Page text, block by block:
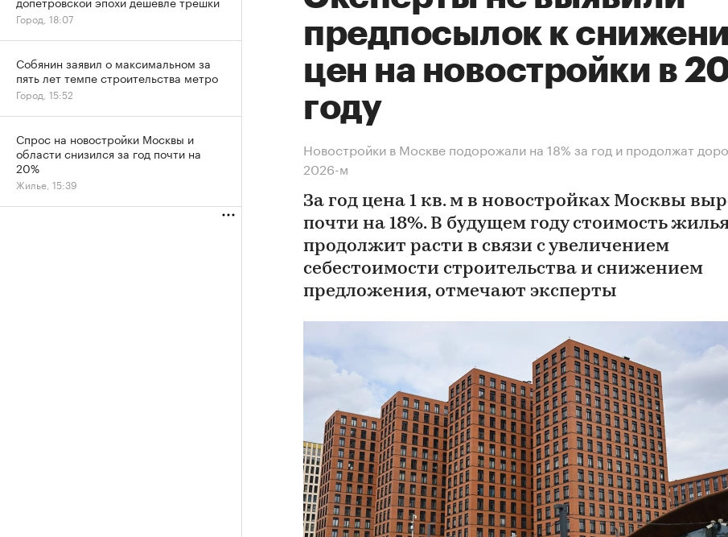
предпосылок к
цен на новостройки в
году
Новостройки в Москве подорожали на 18% за год и продолжат
2026-м
За год цена 1 кв. м в новостройках Москвы
почти на 18%. В будущем году стоимость
продолжит расти в связи с увеличением
себестоимости строительства и снижением
предложения, отмечают эксперты
Город, 18:07
Собянин заявил о максимальном за
пять лет темпе строительства метро
Город, 15:52
Спрос на новостройки Москвы и
области снизился за год почти на
20%
Жилье, 15:39